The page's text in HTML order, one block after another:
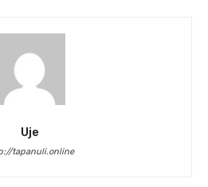
Uje
tapanuli.online